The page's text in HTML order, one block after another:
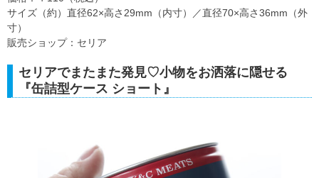
サイズ（約）直径62×高さ29mm（内寸）／直径70×高さ36mm（外
寸）
販売ショップ：セリア
セリアでまたまた発見♡小物をお洒落に隠せる
『缶詰型ケース ショート』